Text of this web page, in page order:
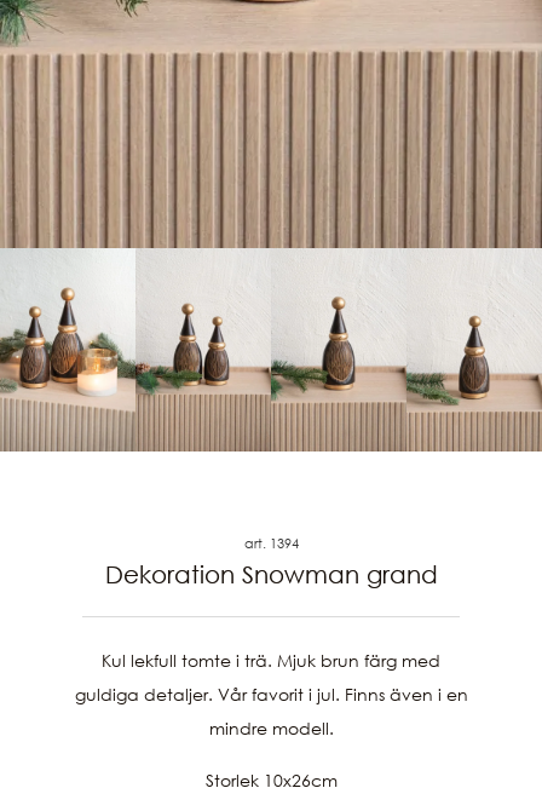
art. 1394
Dekoration Snowman grand
Kul lekfull tomte i trä. Mjuk brun färg med
guldiga detaljer. Vår favorit i jul. Finns även i en
mindre modell.
Storlek 10x26cm